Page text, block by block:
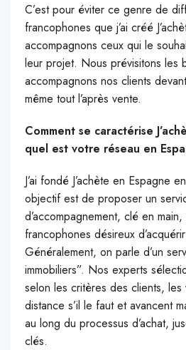
C’est pour éviter ce genre de
francophones que j’ai créé
accompagnons ceux qui le
leur projet. Nous prévisitons les
accompagnons nos clients
même tout l’après vente.
Comment se caractérise
quel est votre réseau en
J’ai fondé J’achète en Espagne
objectif est de proposer un
d’accompagnement, clé en
francophones désireux
Généralement, on parle d’un
immobiliers”. Nos experts
selon les critères des clients, les
distance s’il le faut et avancent
au long du processus d’achat,
clés.